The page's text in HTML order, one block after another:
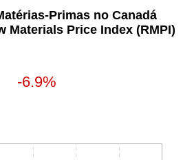
Primas no Canadá
Materials Price Index (RMPI)
-6.9%